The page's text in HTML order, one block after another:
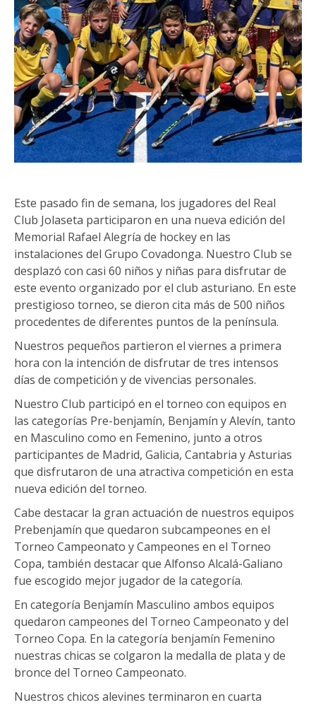
Este pasado fin de semana, los jugadores del Real
Club Jolaseta participaron en una nueva edición del
Memorial Rafael Alegría de hockey en las
instalaciones del Grupo Covadonga. Nuestro Club se
desplazó con casi 60 niños y niñas para disfrutar de
este evento organizado por el club asturiano. En este
prestigioso torneo, se dieron cita más de 500 niños
procedentes de diferentes puntos de la península.
Nuestros pequeños partieron el viernes a primera
hora con la intención de disfrutar de tres intensos
días de competición y de vivencias personales.
Nuestro Club participó en el torneo con equipos en
las categorías Pre-benjamín, Benjamín y Alevín, tanto
en Masculino como en Femenino, junto a otros
participantes de Madrid, Galicia, Cantabria y Asturias
que disfrutaron de una atractiva competición en esta
nueva edición del torneo.
Cabe destacar la gran actuación de nuestros equipos
Prebenjamín que quedaron subcampeones en el
Torneo Campeonato y Campeones en el Torneo
Copa, también destacar que Alfonso Alcalá-Galiano
fue escogido mejor jugador de la categoría.
En categoría Benjamín Masculino ambos equipos
quedaron campeones del Torneo Campeonato y del
Torneo Copa. En la categoría benjamín Femenino
nuestras chicas se colgaron la medalla de plata y de
bronce del Torneo Campeonato.
Nuestros chicos alevines terminaron en cuarta